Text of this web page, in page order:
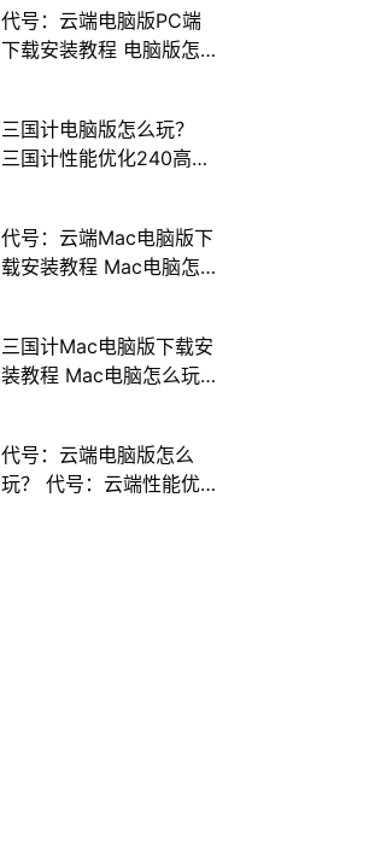
代号：云端电脑版PC端
下载安装教程 电脑版怎
三国计电脑版怎么玩？
三国计性能优化240高帧
代号：云端Mac电脑版下
载安装教程 Mac电脑怎
三国计Mac电脑版下载安
装教程 Mac电脑怎么玩
代号：云端电脑版怎么
玩？ 代号：云端性能优